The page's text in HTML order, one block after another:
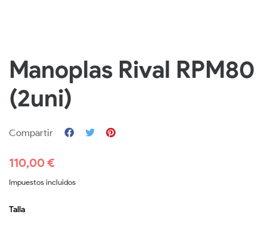
Manoplas Rival RPM80
(2uni)
Compartir
110,00 €
Impuestos incluidos
Talla